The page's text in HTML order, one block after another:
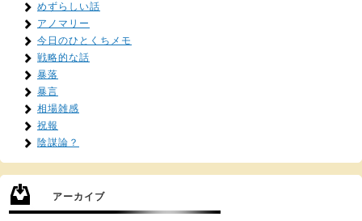
めずらしい話
アノマリー
今日のひとくちメモ
戦略的な話
暴落
暴言
相場雑感
祝報
陰謀論？
アーカイブ